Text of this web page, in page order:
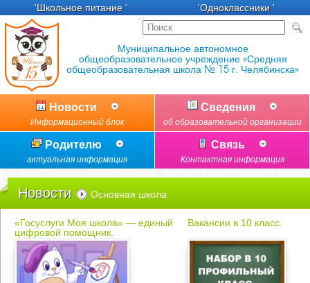
'Школьное питание ' 'Одноклассники '
Новости
Информационный блок
Сведения
об образовательной организации
Родителю
актуальная информация
Связь
Контактная информация
Новости Основная школа
«Госуслуги Моя школа» — единый
цифровой помощник.
Вакансии в 10 класс.